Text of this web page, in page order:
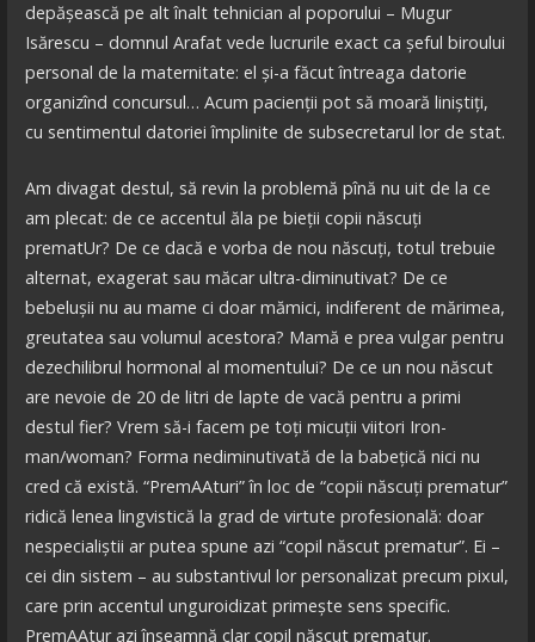
depășească pe alt înalt tehnician al poporului – Mugur
Isărescu – domnul Arafat vede lucrurile exact ca șeful biroului
personal de la maternitate: el și-a făcut întreaga datorie
organizînd concursul… Acum pacienții pot să moară liniștiți,
cu sentimentul datoriei împlinite de subsecretarul lor de stat.
Am divagat destul, să revin la problemă pînă nu uit de la ce
am plecat: de ce accentul ăla pe bieții copii născuți
prematUr? De ce dacă e vorba de nou născuți, totul trebuie
alternat, exagerat sau măcar ultra-diminutivat? De ce
bebelușii nu au mame ci doar mămici, indiferent de mărimea,
greutatea sau volumul acestora? Mamă e prea vulgar pentru
dezechilibrul hormonal al momentului? De ce un nou născut
are nevoie de 20 de litri de lapte de vacă pentru a primi
destul fier? Vrem să-i facem pe toți micuții viitori Iron-
man/woman? Forma nediminutivată de la babețică nici nu
cred că există. “PremAAturi” în loc de “copii născuți prematur”
ridică lenea lingvistică la grad de virtute profesională: doar
nespecialiștii ar putea spune azi “copil născut prematur”. Ei –
cei din sistem – au substantivul lor personalizat precum pixul,
care prin accentul unguroidizat primește sens specific.
PremAAtur azi înseamnă clar copil născut prematur.